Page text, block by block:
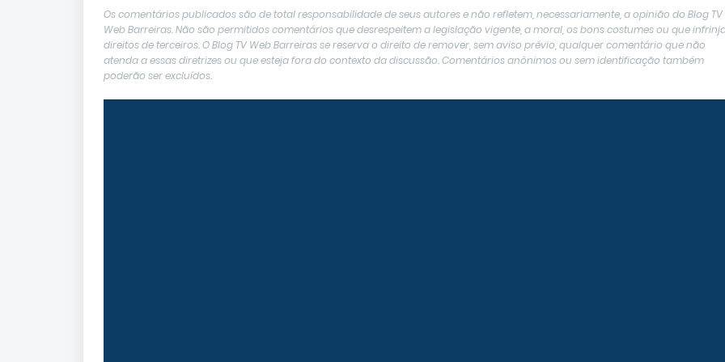
Os comentários publicados são de total responsabilidade de seus autores e não refletem, necessariamente, a opinião do Blog TV
Web Barreiras. Não são permitidos comentários que desrespeitem a legislação vigente, a moral, os bons costumes ou que
direitos de terceiros. O Blog TV Web Barreiras se reserva o direito de remover, sem aviso prévio, qualquer comentário que não
atenda a essas diretrizes ou que esteja fora do contexto da discussão. Comentários anônimos ou sem identificação também
poderão ser excluídos.